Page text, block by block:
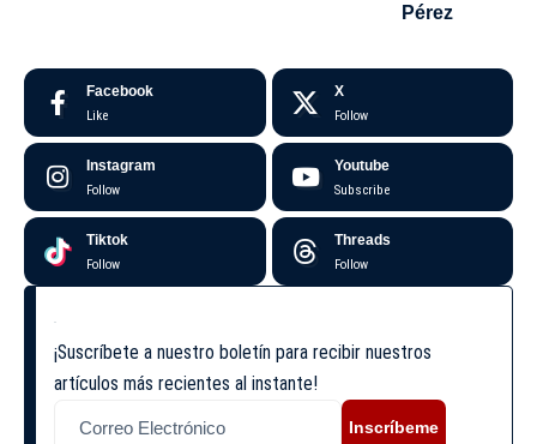
Pérez
Facebook
Like
X
Follow
Instagram
Follow
Youtube
Subscribe
Tiktok
Follow
Threads
Follow
¡Suscríbete a nuestro boletín para recibir nuestros
artículos más recientes al instante!
Inscríbeme